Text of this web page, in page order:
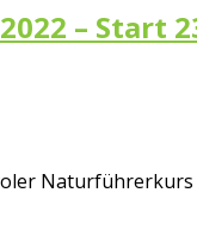
– Start